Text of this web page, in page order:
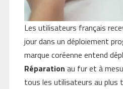
Les utilisateurs français
jour dans un déploiement
marque coréenne entend
Réparation au fur et à
tous les utilisateurs au plus